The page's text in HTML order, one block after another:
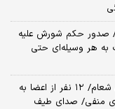
صدور حکم شورش علیه
به هر وسیله‌ای حتی
اظهارات جدید معاون پزشکیان درباره تصمیم‌گیری شعام/ ۱۲ نفر از اعضا به
منفی/ صدای طیف